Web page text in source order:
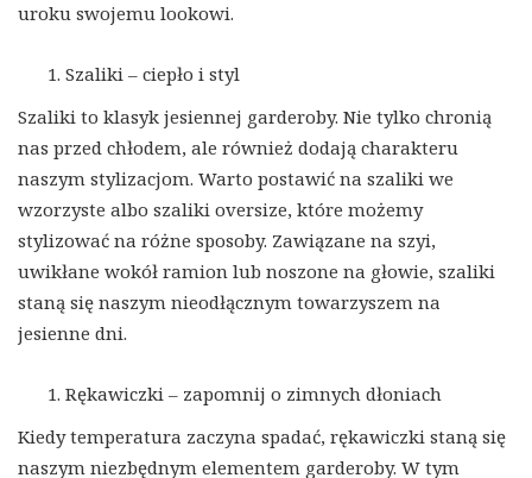
uroku swojemu lookowi.
Szaliki – ciepło i styl
Szaliki to klasyk jesiennej garderoby. Nie tylko chronią
nas przed chłodem, ale również dodają charakteru
naszym stylizacjom. Warto postawić na szaliki we
wzorzyste albo szaliki oversize, które możemy
stylizować na różne sposoby. Zawiązane na szyi,
uwikłane wokół ramion lub noszone na głowie, szaliki
staną się naszym nieodłącznym towarzyszem na
jesienne dni.
Rękawiczki – zapomnij o zimnych dłoniach
Kiedy temperatura zaczyna spadać, rękawiczki staną się
naszym niezbędnym elementem garderoby. W tym